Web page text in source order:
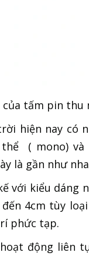
tấm pin thu
hiện nay có
( mono) và
là gần như
với kiểu dáng
đến 4cm tùy
phức tạp.
động liên